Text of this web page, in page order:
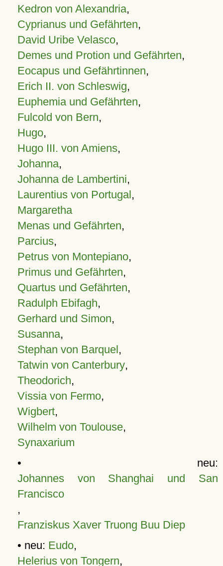
Kedron von Alexandria,
Cyprianus und Gefährten,
David Uribe Velasco,
Demes und Protion und Gefährten,
Eocapus und Gefährtinnen,
Erich II. von Schleswig,
Euphemia und Gefährten,
Fulcold von Bern,
Hugo,
Hugo III. von Amiens,
Johanna,
Johanna de Lambertini,
Laurentius von Portugal,
Margaretha
Menas und Gefährten,
Parcius,
Petrus von Montepiano,
Primus und Gefährten,
Quartus und Gefährten,
Radulph Ebifagh,
Gerhard und Simon,
Susanna,
Stephan von Barquel,
Tatwin von Canterbury,
Theodorich,
Vissia von Fermo,
Wigbert,
Wilhelm von Toulouse,
Synaxarium
• neu:
Johannes von Shanghai und San
Francisco
,
Franziskus Xaver Truong Buu Diep
• neu: Eudo,
Helerius von Tongern,